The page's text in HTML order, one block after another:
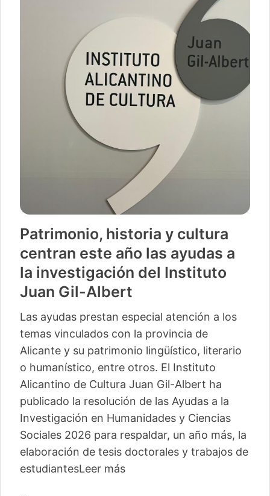
Patrimonio, historia y cultura
centran este año las ayudas a
la investigación del Instituto
Juan Gil-Albert
Las ayudas prestan especial atención a los
temas vinculados con la provincia de
Alicante y su patrimonio lingüístico, literario
o humanístico, entre otros. El Instituto
Alicantino de Cultura Juan Gil-Albert ha
publicado la resolución de las Ayudas a la
Investigación en Humanidades y Ciencias
Sociales 2026 para respaldar, un año más, la
elaboración de tesis doctorales y trabajos de
estudiantesLeer más